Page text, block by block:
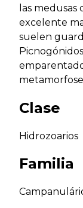
las
excelente
suelen
Clase
Hidrozoarios
Familia